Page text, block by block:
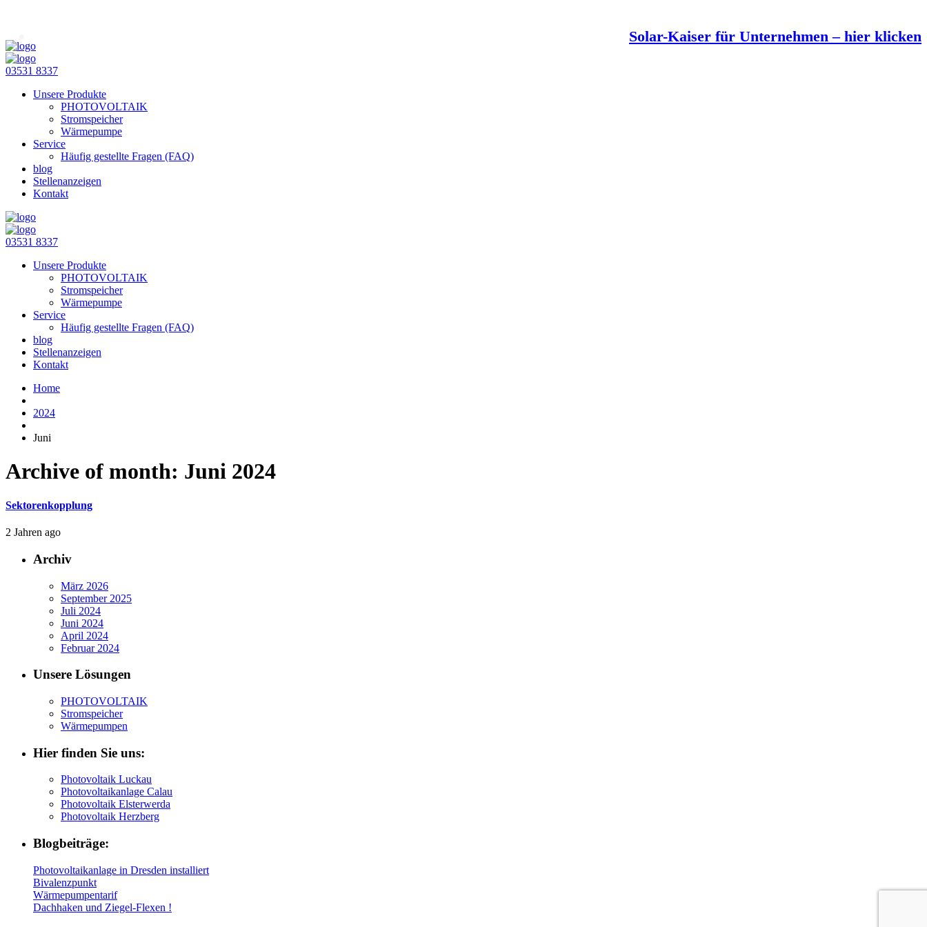
Solar-Kaiser für Unternehmen – hier klicken
03531 8337
Unsere Produkte
PHOTOVOLTAIK
Stromspeicher
Wärmepumpe
Service
Häufig gestellte Fragen (FAQ)
blog
Stellenanzeigen
Kontakt
03531 8337
Unsere Produkte
PHOTOVOLTAIK
Stromspeicher
Wärmepumpe
Service
Häufig gestellte Fragen (FAQ)
blog
Stellenanzeigen
Kontakt
Home
2024
Juni
Archive of month: Juni 2024
Sektorenkopplung
2 Jahren ago
Archiv
März 2026
September 2025
Juli 2024
Juni 2024
April 2024
Februar 2024
Unsere Lösungen
PHOTOVOLTAIK
Stromspeicher
Wärmepumpen
Hier finden Sie uns:
Photovoltaik Luckau
Photovoltaikanlage Calau
Photovoltaik Elsterwerda
Photovoltaik Herzberg
Blogbeiträge:
Photovoltaikanlage in Dresden installiert
Bivalenzpunkt
Wärmepumpentarif
Dachhaken und Ziegel-Flexen !